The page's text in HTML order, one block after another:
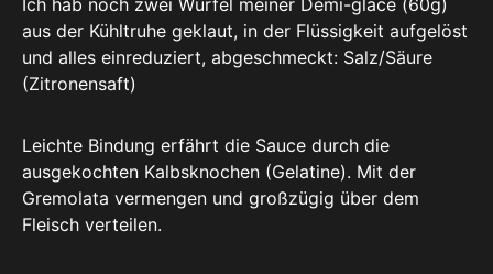
Ich hab noch zwei Würfel meiner Demi-glace (60g)
aus der Kühltruhe geklaut, in der Flüssigkeit aufgelöst
und alles einreduziert, abgeschmeckt: Salz/Säure
(Zitronensaft)
Leichte Bindung erfährt die Sauce durch die
ausgekochten Kalbsknochen (Gelatine). Mit der
Gremolata vermengen und großzügig über dem
Fleisch verteilen.